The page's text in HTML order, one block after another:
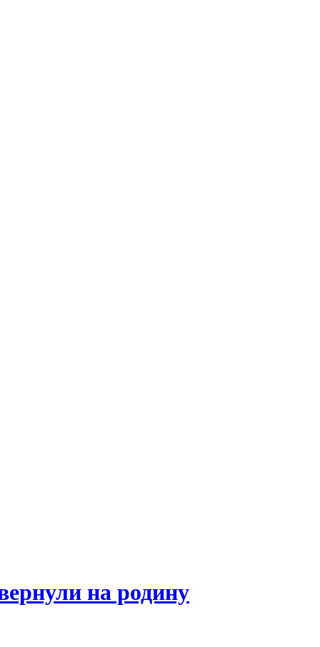
на родину